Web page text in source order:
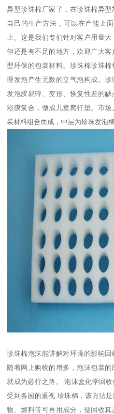
异型珍珠棉厂家了，在珍珠棉异
自己的生产方法，可以在产能上
上。这是我们专们针对客户用量大
但还是有不足的地方，欢迎广大
型环保的包装材料。珍珠棉珍珠
理发泡产生无数的立气泡构成。
发泡胶易碎、变形、恢复性差的
彩膜复合，做成儿童爬行垫。市
装材料组合而成，中层为珍珠发泡
珍珠棉泡沫能讲解对环境的影响回
随着网上购物的增多，泡沫包装
就成为必行之路。 泡沫盒化学回
受到各国的重视 珍珠棉，该方法
物、燃料等可再用成分，使回收